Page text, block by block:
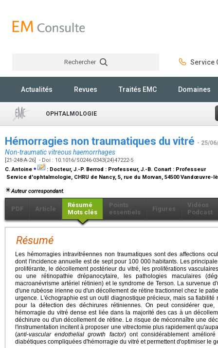
Rechercher Service
Actualités Revues Traités EMC Domaines
OPHTALMOLOGIE
Hémorragies non traumatiques du vitré - 25/
Non-traumatic vitreous haemorrhages
[21-248-A-26] - Doi : 10.1016/S0246-0343(24)47222-5
C. Antoine ⁎ : Docteur, J.-P. Berrod : Professeur, J.-B. Conart : Professeur
Service d'ophtalmologie, CHRU de Nancy, 5, rue du Morvan, 54500 Vandœuvre-
Auteur correspondant.
PDF Article
Résumé
Mots clés
Points
essentiels
Figures
Vidéos
Podcast
Résumé
Les hémorragies intravitréennes non traumatiques sont des affections
dont l'incidence annuelle est de sept pour 100 000 habitants. Les
proliférante, le décollement postérieur du vitré, les proliférations
ou une rétinopathie drépanocytaire, les pathologies maculaires
macroanévrisme artériel rétinien) et le syndrome de Terson. La survenue
d'une rubéose irienne ou d'un décollement de rétine tractionnel chez le
urgence. L'échographie est un outil diagnostique précieux, mais sa fiabilité
pour la détection des déchirures rétiniennes. On peut considérer
hémorragie du vitré dense est liée dans la majorité des cas à un
déchirure ou d'un décollement de rétine. Le risque de méconnaître une
l'instrumentation incitent à proposer une vitrectomie plus rapidement
(anti-vascular endothelial growth factor) ont considérablement
diabétiques compliquées d'hémorragie du vitré et permettent d'optimiser le